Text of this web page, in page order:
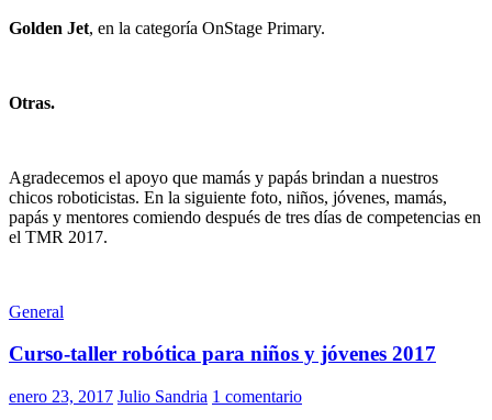
Golden Jet, en la categoría OnStage Primary.
Otras.
Agradecemos el apoyo que mamás y papás brindan a nuestros
chicos roboticistas. En la siguiente foto, niños, jóvenes, mamás,
papás y mentores comiendo después de tres días de competencias en
el TMR 2017.
General
Curso-taller robótica para niños y jóvenes 2017
enero 23, 2017 Julio Sandria 1 comentario